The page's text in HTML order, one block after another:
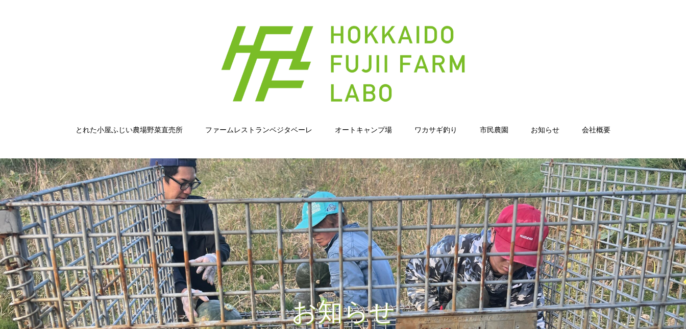
とれた小屋ふじい農場野菜直売所 ファームレストランベジタベーレ オートキャンプ場 ワカサギ釣り 市民農園 お知らせ 会社概要
お知らせ